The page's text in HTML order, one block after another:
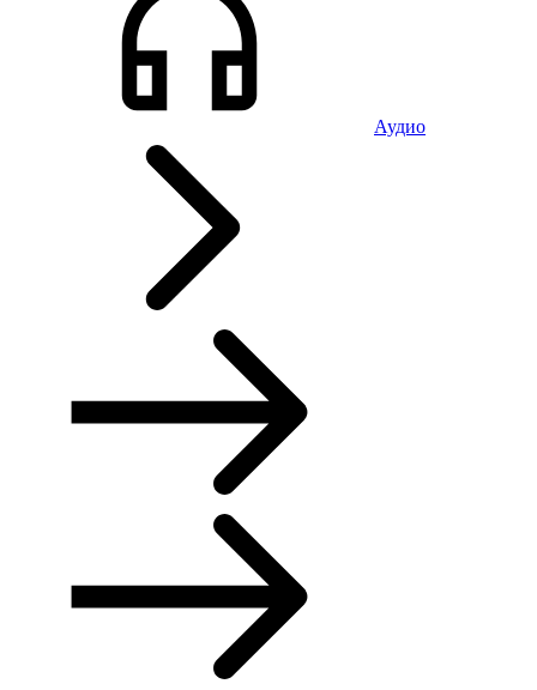
Аудио